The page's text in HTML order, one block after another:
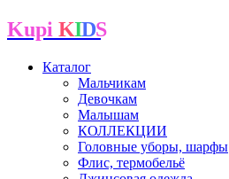
Kupi K I D S
Каталог
Мальчикам
Девочкам
Малышам
КОЛЛЕКЦИИ
Головные уборы, шарфы
Флис, термобельё